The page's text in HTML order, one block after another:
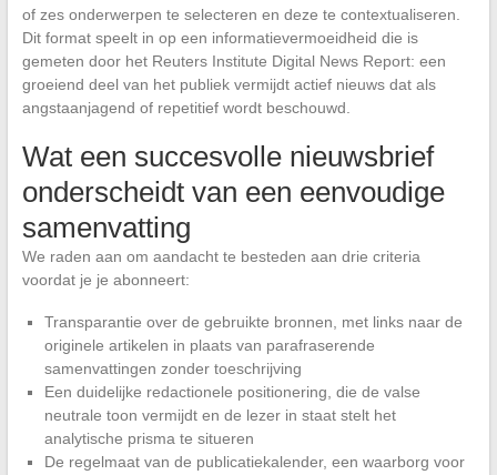
of zes onderwerpen te selecteren en deze te contextualiseren.
Dit format speelt in op een informatievermoeidheid die is
gemeten door het Reuters Institute Digital News Report: een
groeiend deel van het publiek vermijdt actief nieuws dat als
angstaanjagend of repetitief wordt beschouwd.
Wat een succesvolle nieuwsbrief
onderscheidt van een eenvoudige
samenvatting
We raden aan om aandacht te besteden aan drie criteria
voordat je je abonneert:
Transparantie over de gebruikte bronnen, met links naar de
originele artikelen in plaats van parafraserende
samenvattingen zonder toeschrijving
Een duidelijke redactionele positionering, die de valse
neutrale toon vermijdt en de lezer in staat stelt het
analytische prisma te situeren
De regelmaat van de publicatiekalender, een waarborg voor